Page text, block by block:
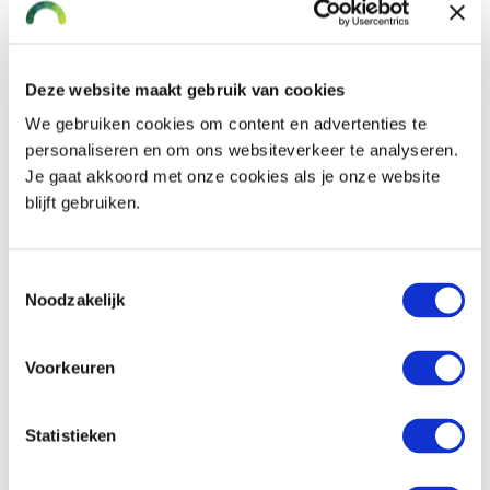
Deze website maakt gebruik van cookies
We gebruiken cookies om content en advertenties te
personaliseren en om ons websiteverkeer te analyseren.
Je gaat akkoord met onze cookies als je onze website
blijft gebruiken.
Noodzakelijk
Voorkeuren
Statistieken
later werd de uitwerking van het akkoord
consequenties van het akkoord voor
Lees verder